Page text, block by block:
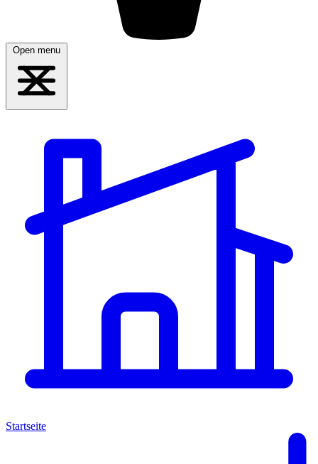
Open menu
Startseite